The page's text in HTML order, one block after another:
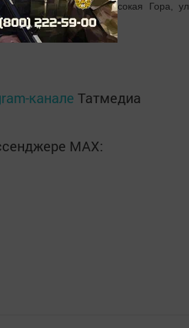
адресу: пос. ж.д.ст.Высокая Гора,
канале Татмедиа
MАХ: